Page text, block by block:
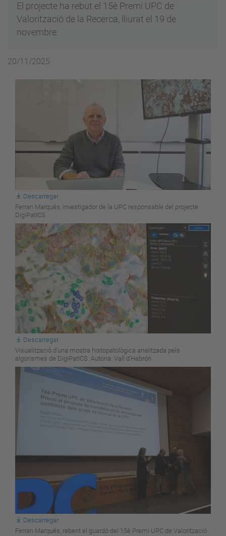
El projecte ha rebut el 15è Premi UPC de
Valorització de la Recerca, lliurat el 19 de
novembre.
20/11/2025
Descarregar
Ferran Marqués, investigador de la UPC responsable del projecte
DigiPatICS
Descarregar
Visualització d'una mostra histopatològica analitzada pels
algorismes de DigiPatICS. Autoria: Vall d'Hebrón
Descarregar
Ferran Marqués, rebent el guardó del 15è Premi UPC de Valorització